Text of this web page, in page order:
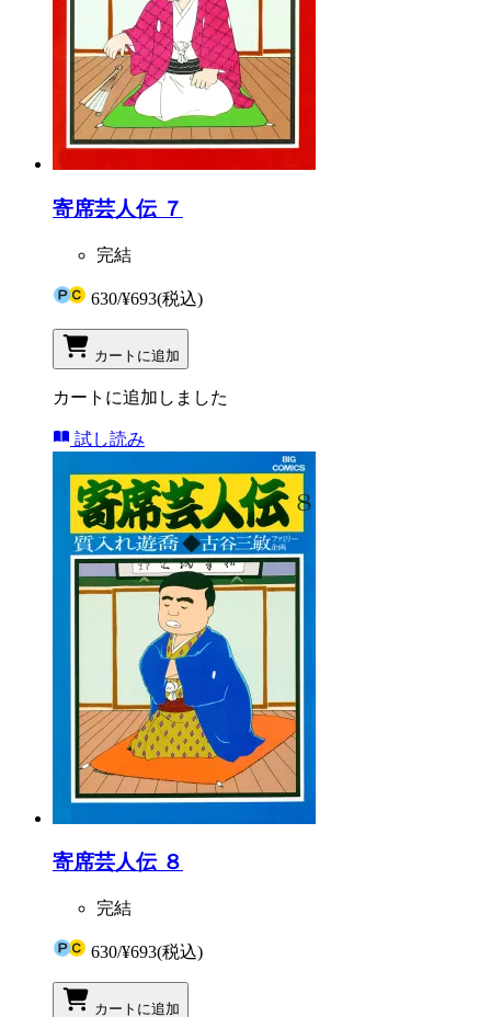
寄席芸人伝 ７
完結
630/¥693(税込)
カートに追加
カートに追加しました
試し読み
寄席芸人伝 ８
完結
630/¥693(税込)
カートに追加